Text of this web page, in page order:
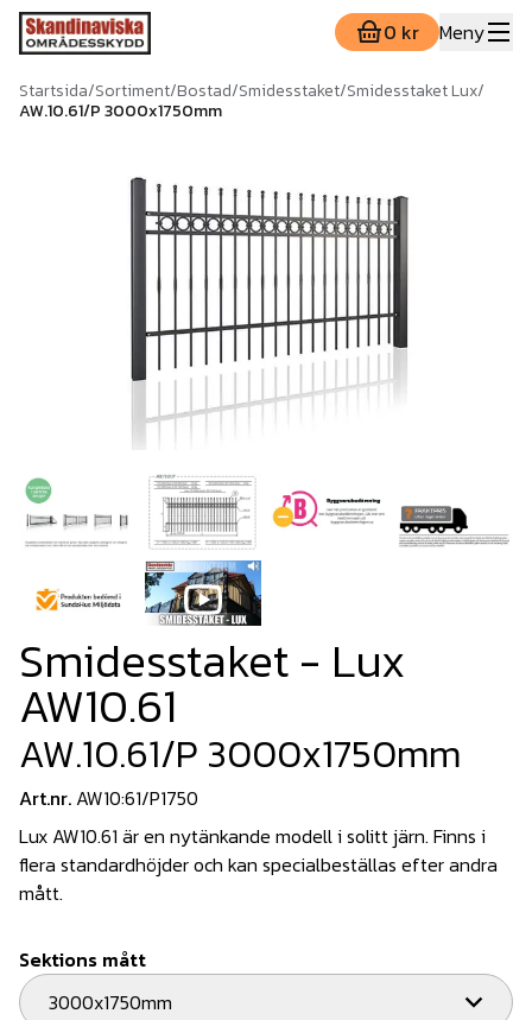
0 kr Meny
Startsida/Sortiment/Bostad/Smidesstaket/Smidesstaket Lux/
AW.10.61/P 3000x1750mm
Smidesstaket - Lux
AW10.61
AW.10.61/P 3000x1750mm
Art.nr. AW10:61/P1750
Lux AW10.61 är en nytänkande modell i solitt järn. Finns i
flera standardhöjder och kan specialbeställas efter andra
mått.
Sektions mått
3000x1750mm